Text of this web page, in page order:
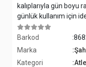
kalıplarıyla gün boyu
günlük kullanım için
Barkod
Marka
Kategori